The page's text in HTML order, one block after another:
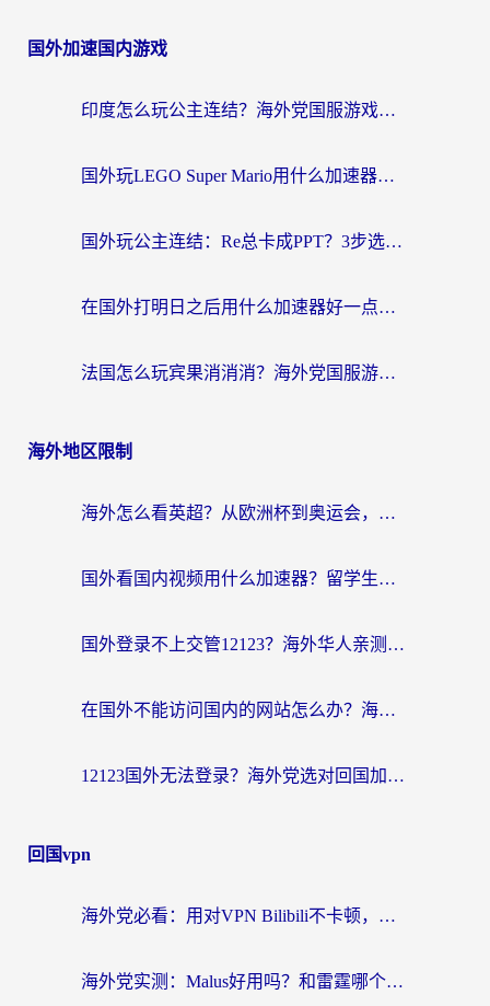
国外加速国内游戏
印度怎么玩公主连结？海外党国服游戏加速终极指南（附仙境传说RO重生细胞优化技巧）
国外玩LEGO Super Mario用什么加速器？2026海外玩家亲测有效指南
国外玩公主连结：Re总卡成PPT？3步选对加速器，畅玩国服无压力
在国外打明日之后用什么加速器好一点？海外玩家亲测有效的国服游戏加速指南
法国怎么玩宾果消消消？海外党国服游戏加速器终极指南（附漫威召唤与合成解决办法）
海外地区限制
海外怎么看英超？从欧洲杯到奥运会，一份让你不卡壳的中文解说观看指南
国外看国内视频用什么加速器？留学生和海外华人的实用指南
国外登录不上交管12123？海外华人亲测有效的回国加速器选择指南
在国外不能访问国内的网站怎么办？海外党必看的无缝回国上网指南
12123国外无法登录？海外党选对回国加速器，轻松解决国内资源访问难题
回国vpn
海外党必看：用对VPN Bilibili不卡顿，英国玩国内游戏也丝滑——2026回国加速器选择指南
海外党实测：Malus好用吗？和雷霆哪个好？+ 3款热门加速器深度对比